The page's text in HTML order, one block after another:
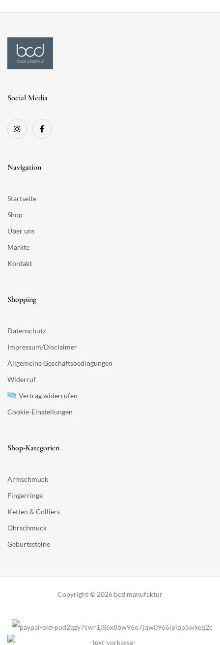
Social Media
Navigation
Startseite
Shop
Über uns
Märkte
Kontakt
Shopping
Datenschutz
Impressum/Disclaimer
Allgemeine Geschäftsbedingungen
Widerruf
Vertrag widerrufen
Cookie-Einstellungen
Shop-Kategorien
Armschmuck
Fingerringe
Ketten & Colliers
Ohrschmuck
Geburtssteine
Copyright © 2026 bcd manufaktur